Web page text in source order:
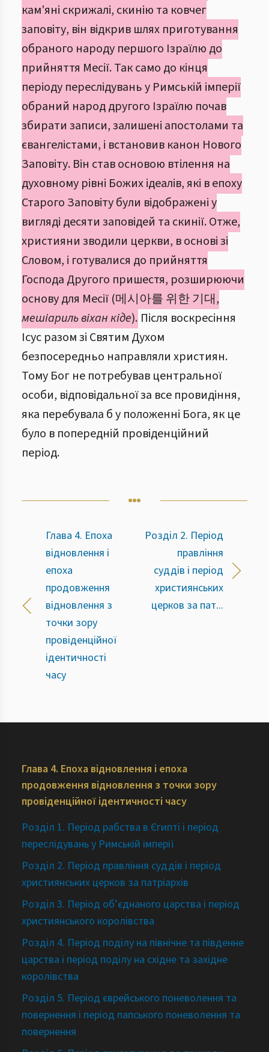
кам'яні скрижалі, скинію та ковчег
заповіту, він відкрив шлях приготування
обраного народу першого Ізраїлю до
прийняття Месії. Так само до кінця
періоду переслідувань у Римській імперії
обраний народ другого Ізраїлю почав
збирати записи, залишені апостолами та
євангелістами, і встановив канон Нового
Заповіту. Він став основою втілення на
духовному рівні Божих ідеалів, які в епоху
Старого Заповіту були відображені у
вигляді десяти заповідей та скинії. Отже,
християни зводили церкви, в основі зі
Словом, і готувалися до прийняття
Господа Другого пришестя, розширюючи
основу для Месії (메시아를 위한 기대,
мешіариль віхан кіде). Після воскресіння
Ісус разом зі Святим Духом
безпосередньо направляли християн.
Тому Бог не потребував центральної
особи, відповідальної за все провидіння,
яка перебувала б у положенні Бога, як це
було в попередній провіденційний
період.
Глава 4. Епоха
відновлення і
епоха
продовження
відновлення з
точки зору
провіденційної
ідентичності
часу
Розділ 2. Період
правління
суддів і період
християнських
церков за пат...
Глава 4. Епоха відновлення і епоха
продовження відновлення з точки зору
провіденційної ідентичності часу
Розділ 1. Період рабства в Єгипті і період
переслідувань у Римській імперії
Розділ 2. Період правління суддів і період
християнських церков за патріархів
Розділ 3. Період об’єднаного царства і період
християнського королівства
Розділ 4. Період поділу на північне та південне
царства і період поділу на східне та західне
королівства
Розділ 5. Період єврейського поневолення та
повернення і період папського поневолення та
повернення